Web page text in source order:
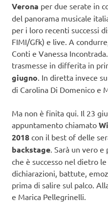
Verona per due serate in
del panorama musicale
per i loro recenti successi
FIMI/Gfk) e live. A
Conti e Vanessa
trasmesse in differita in
giugno . In diretta invece
di Carolina Di Domenico e
Ma non è finita qui. Il 23
appuntamento chiamato
2018 con il best of delle
backstage . Sarà un vero
che è successo nel dietro
dichiarazioni, battute,
prima di salire sul palco.
e Marica Pellegrinelli.